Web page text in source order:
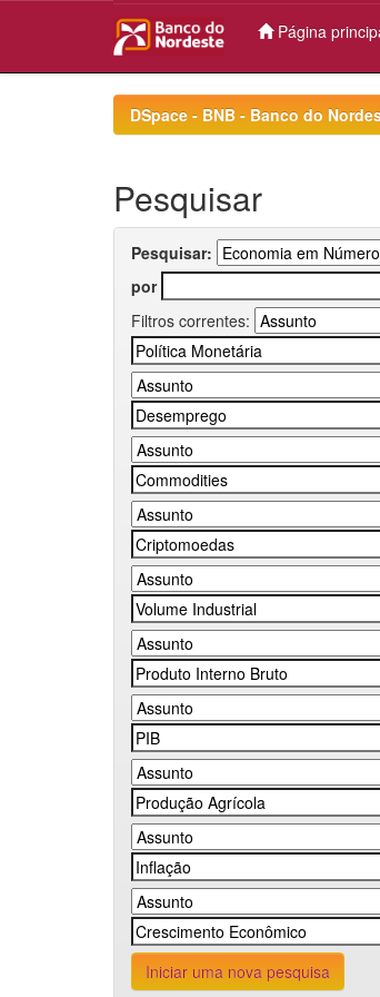
Página
DSpace - BNB - Banco do
Pesquisar
Pesquisar:
por
Filtros correntes:
Iniciar uma nova pesquisa